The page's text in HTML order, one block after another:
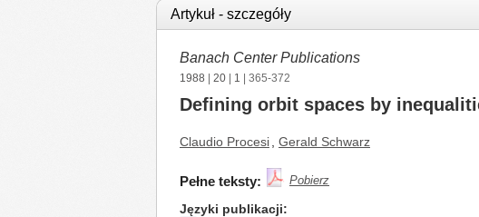
Artykuł - szczegóły
Banach Center Publications
1988 20 1 | 365-372
Defining orbit spaces by
Claudio Procesi Gerald Schwarz
Pełne teksty: Pobierz
Języki publikacji